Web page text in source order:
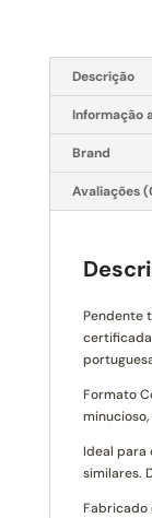
Descrição
Informação
Brand
Avaliações
Pendente
Formato
Ideal para
similares.
Fabricado